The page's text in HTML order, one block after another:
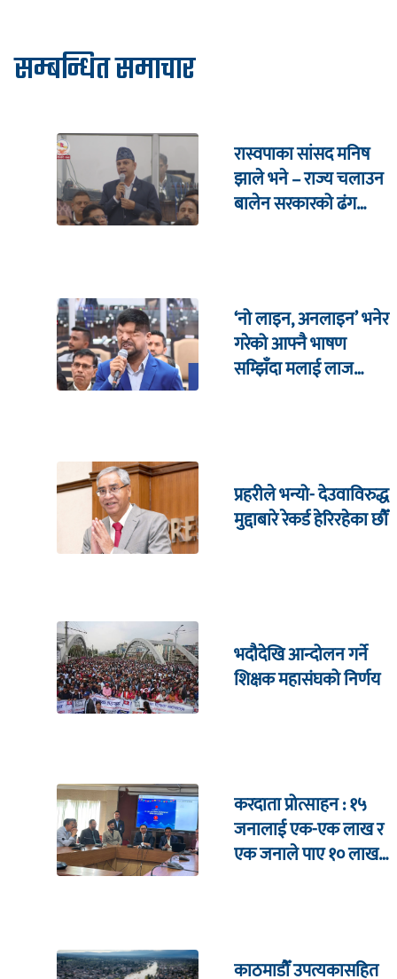
सम्बन्धित समाचार
रास्वपाका सांसद मनिष
झाले भने – राज्य चलाउन
बालेन सरकारको ढंग
‘नो लाइन, अनलाइन’ भनेर
गरेको आफ्नै भाषण
सम्झिँदा मलाई लाज
प्रहरीले भन्यो- देउवाविरुद्ध
मुद्दाबारे रेकर्ड हेरिरहेका छौँ
भदौदेखि आन्दोलन गर्ने
शिक्षक महासंघको निर्णय
करदाता प्रोत्साहन : १५
जनालाई एक-एक लाख र
एक जनाले पाए १० लाख
काठमाडौँ उपत्यकासहित